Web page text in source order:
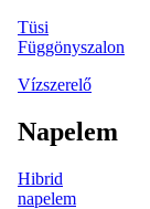
Tüsi
Függönyszalon
Vízszerelő
Napelem
Hibrid
napelem